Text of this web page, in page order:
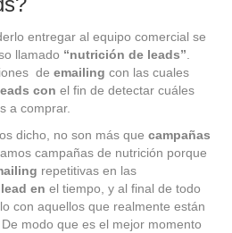
entregar al equipo comercial se
llamado “nutrición de leads”
de emailing con las cuales
con el fin de detectar cuáles
a comprar.
dicho, no son más que campañas
campañas de nutrición porque
repetitivas en las
lead en el tiempo, y al final de todo
con aquellos que realmente están
modo que es el mejor momento